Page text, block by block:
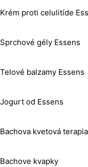
Krém proti celulitíde
Sprchové gély Essens
Telové balzamy Essens
Jogurt od Essens
Bachova kvetová terapia
Bachove kvapky